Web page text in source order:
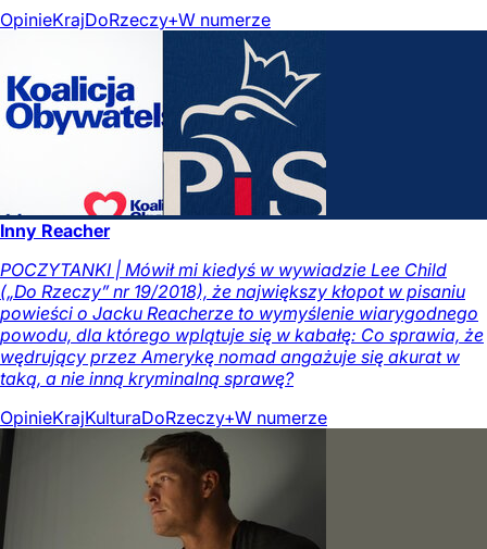
OpinieKrajDoRzeczy+W numerze
Inny Reacher
POCZYTANKI | Mówił mi kiedyś w wywiadzie Lee Child
(„Do Rzeczy” nr 19/2018), że największy kłopot w pisaniu
powieści o Jacku Reacherze to wymyślenie wiarygodnego
powodu, dla którego wplątuje się w kabałę: Co sprawia, że
wędrujący przez Amerykę nomad angażuje się akurat w
taką, a nie inną kryminalną sprawę?
OpinieKrajKulturaDoRzeczy+W numerze